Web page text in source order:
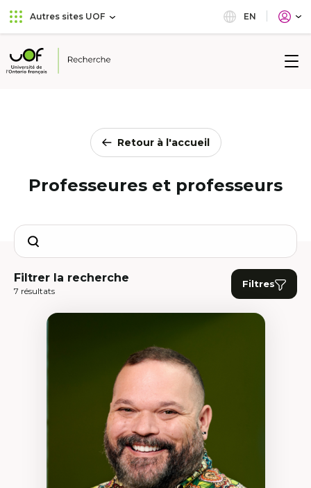
Aller
au
principal
Passer
au
Autres sites UOF EN
Université
Retour à l'accueil
Professeures et professeurs
Search
Filtrer la recherche
7 résultats
Filtres